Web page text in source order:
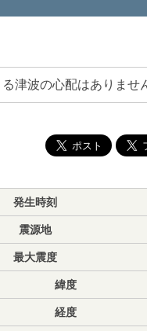
津波の心配はありませ
発生時刻
震源地
最大震度
緯度
経度